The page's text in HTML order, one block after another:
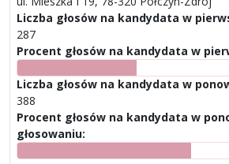
Liczba głosów na kandydata w
287
Procent głosów na kandydata w
Liczba głosów na kandydata w
388
Procent głosów na kandydata w
głosowaniu: